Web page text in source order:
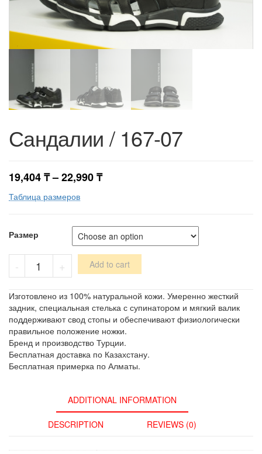
Сандалии / 167-07
19,404₸–22,990₸
Таблица размеров
Размер
-
07
quantity
+ Add to cart
Изготовлено из 100% натуральной кожи. Умеренно жесткий
задник, специальная стелька с супинатором и мягкий валик
поддерживают свод стопы и обеспечивают физиологически
правильное положение ножки.
Бренд и производство Турции.
Бесплатная доставка по Казахстану.
Бесплатная примерка по Алматы.
ADDITIONAL INFORMATION
DESCRIPTION REVIEWS (0)